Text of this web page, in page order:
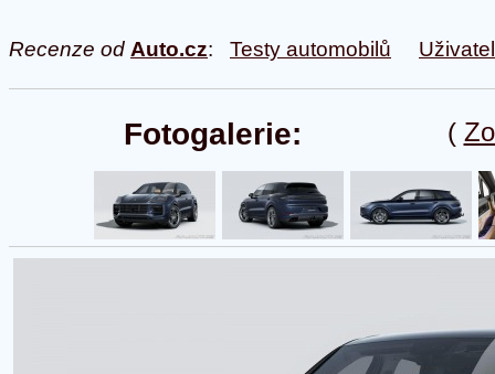
Recenze od Auto.cz: Testy automobilů
(
Fotogalerie: